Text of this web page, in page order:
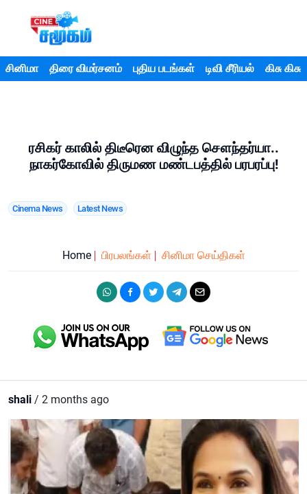
சினிமா திரை விமர்சனம் புதிய படங்கள் டிவி சீரியல் கிசு கிசு
ரசிகர் காலில் திடீரென விழுந்த சௌந்தர்யா..
நாகர்கோவில் திருமண மண்டபத்தில் பரபரப்பு!
Cinema News Latest News
Home பிரபலங்கள் சினிமா செய்திகள்
shali / 2 months ago